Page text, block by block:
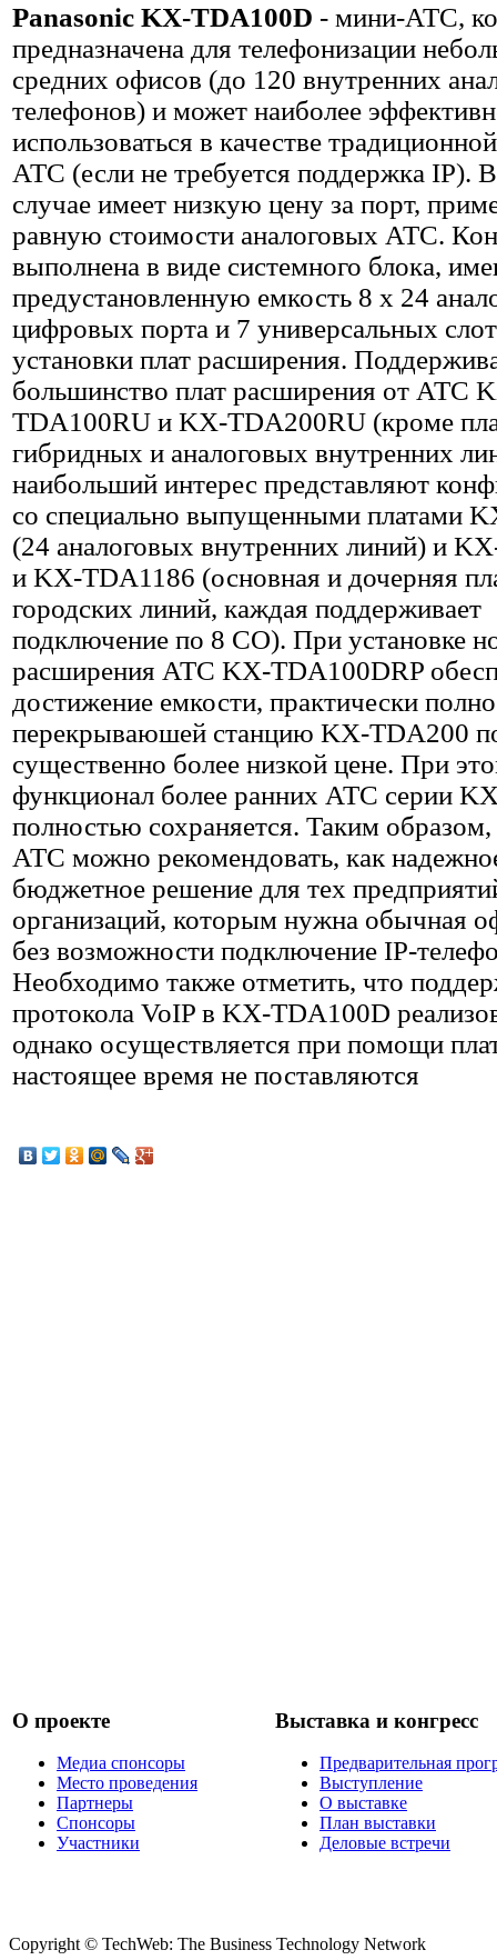
Panasonic KX-TDA100D - мини-АТС,
предназначена для телефонизации
средних офисов (до 120 внутренних
телефонов) и может наиболее
использоваться в качестве
АТС (если не требуется поддержка IP).
случае имеет низкую цену за порт,
равную стоимости аналоговых АТС.
выполнена в виде системного блока,
предустановленную емкость 8 х 24
цифровых порта и 7 универсальных
установки плат расширения.
большинство плат расширения от АТС
TDA100RU и KX-TDA200RU (кроме
гибридных и аналоговых внутренних
наибольший интерес представляют
со специально выпущенными платами
(24 аналоговых внутренних линий) и
и KX-TDA1186 (основная и дочерняя
городских линий, каждая поддерживает
подключение по 8 CO). При установке
расширения АТС KX-TDA100DRP
достижение емкости, практически
перекрываюшей станцию KX-TDA200
существенно более низкой цене. При
функционал более ранних АТС серии
полностью сохраняется. Таким
АТС можно рекомендовать, как
бюджетное решение для тех
организаций, которым нужна обычная
без возможности подключение IP-
Необходимо также отметить, что
протокола VoIP в KX-TDA100D
однако осуществляется при помощи
настоящее время не поставляются
О проекте
Медиа спонсоры
Место проведения
Партнеры
Спонсоры
Участники
Выставка и конгресс
Предварительная
Выступление
О выставке
План выставки
Деловые встречи
Copyright © TechWeb: The Business Technology Network